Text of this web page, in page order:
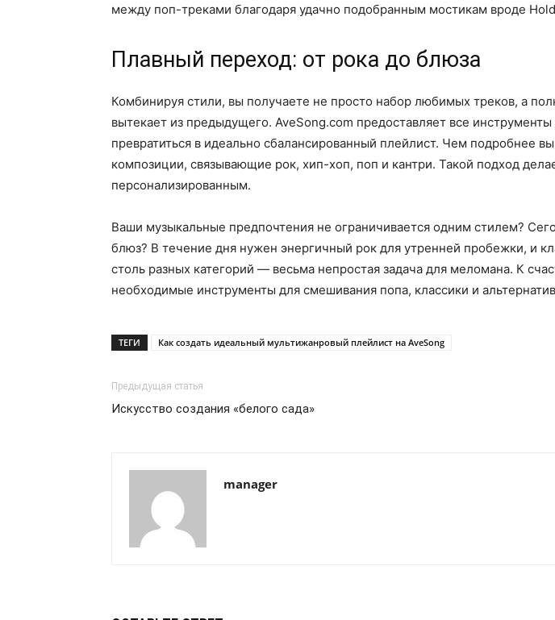
между поп-треками благодаря удачно подобранным мостикам вроде
Плавный переход: от рока до блюза
Комбинируя стили, вы получаете не просто набор любимых треков, а
вытекает из предыдущего. AveSong.com предоставляет все
превратиться в идеально сбалансированный плейлист. Чем подробнее
композиции, связывающие рок, хип-хоп, поп и кантри. Такой подход
персонализированным.
Ваши музыкальные предпочтения не ограничивается одним стилем?
блюз? В течение дня нужен энергичный рок для утренней пробежки, и
столь разных категорий — весьма непростая задача для меломана. К
необходимые инструменты для смешивания попа, классики и
ТЕГИ Как создать идеальный мультижанровый плейлист на AveSong
Предыдущая статья
Искусство создания «белого сада»
manager